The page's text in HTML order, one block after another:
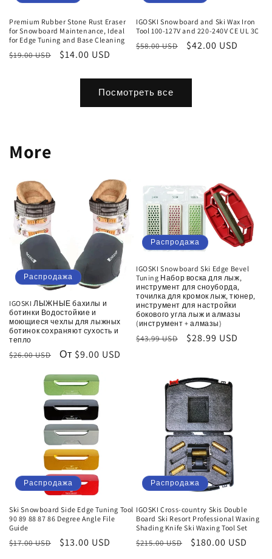
Premium Rubber Stone Rust Eraser
for Snowboard Maintenance, Ideal
for Edge Tuning and Base Cleaning
Обычная
$19.00 USD
Цена
$14.00 USD
IGOSKI Snowboard and Ski Wax Iron
Tool 100-127V and 220-240V CE UL 3C
Обычная
$58.00 USD
Цена
$42.00 USD
Посмотреть все
More
Распродажа
IGOSKI ЛЫЖНЫЕ бахилы и
ботинки Водостойкие и
моющиеся чехлы для лыжных
ботинок сохраняют сухость и
тепло
Обычная
$26.00 USD
Цена
скидкой
От $9.00 USD
Распродажа
IGOSKI Snowboard Ski Edge Bevel
Tuning Набор воска для лыж,
инструмент для сноуборда,
точилка для кромок лыж, тюнер,
инструмент для настройки
бокового угла лыж и алмазы
(инструмент + алмазы)
Обычная
$43.99 USD
Цена
$28.99 USD
Распродажа
Ski Snowboard Side Edge Tuning Tool
90 89 88 87 86 Degree Angle File
Guide
Обычная
$17.00 USD
Цена
$13.00 USD
Распродажа
IGOSKI Cross-country Skis Double
Board Ski Resort Professional Waxing
Shading Knife Ski Waxing Tool Set
Обычная
$215.00 USD
Цена
$180.00 USD